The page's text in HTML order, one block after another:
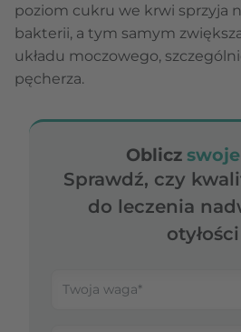
poziom cukru we krwi sprzyja
bakterii, a tym samym
układu moczowego,
pęcherza.
Oblicz
Sprawdź, czy
do leczenia
otyłości